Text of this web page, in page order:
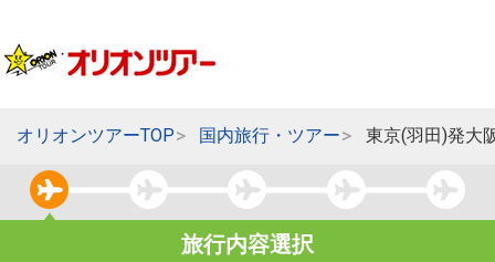
オリオンツアーTOP 国内旅行・ツアー 東京(羽田)発大
旅行内容選択